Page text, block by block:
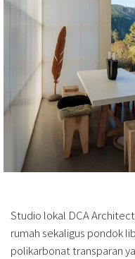
Studio lokal DCA
rumah sekaligus pondok
polikarbonat transparan